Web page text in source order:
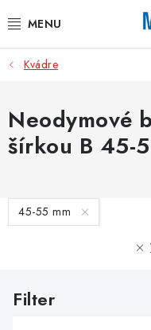
na
HLAVNÉ KATEGÓRIE
MAGNETICKÉ POMÔCKY
PRIEMYSELNÉ
Kontakt
Kvádre
Neodymové
šírkou B 45-
V
ý
s
45-55 mm